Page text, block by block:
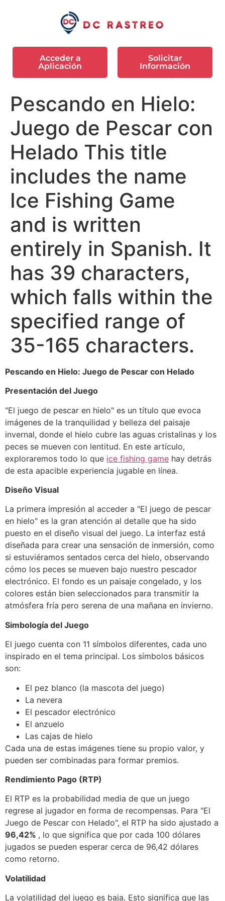
Acceder a
Aplicación
Solicitar
Información
Pescando en Hielo:
Juego de Pescar con
Helado This title
includes the name
Ice Fishing Game
and is written
entirely in Spanish. It
has 39 characters,
which falls within the
specified range of
35-165 characters.
Pescando en Hielo: Juego de Pescar con Helado
Presentación del Juego
"El juego de pescar en hielo" es un título que evoca
imágenes de la tranquilidad y belleza del paisaje
invernal, donde el hielo cubre las aguas cristalinas y los
peces se mueven con lentitud. En este artículo,
exploraremos todo lo que ice fishing game hay detrás
de esta apacible experiencia jugable en línea.
Diseño Visual
La primera impresión al acceder a "El juego de pescar
en hielo" es la gran atención al detalle que ha sido
puesto en el diseño visual del juego. La interfaz está
diseñada para crear una sensación de inmersión, como
si estuviéramos sentados cerca del hielo, observando
cómo los peces se mueven bajo nuestro pescador
electrónico. El fondo es un paisaje congelado, y los
colores están bien seleccionados para transmitir la
atmósfera fría pero serena de una mañana en invierno.
Simbología del Juego
El juego cuenta con 11 símbolos diferentes, cada uno
inspirado en el tema principal. Los símbolos básicos
son:
El pez blanco (la mascota del juego)
La nevera
El pescador electrónico
El anzuelo
Las cajas de hielo
Cada una de estas imágenes tiene su propio valor, y
pueden ser combinadas para formar premios.
Rendimiento Pago (RTP)
El RTP es la probabilidad media de que un juego
regrese al jugador en forma de recompensas. Para "El
Juego de Pescar con Helado", el RTP ha sido ajustado a
96,42% , lo que significa que por cada 100 dólares
jugados se pueden esperar cerca de 96,42 dólares
como retorno.
Volatilidad
La volatilidad del juego es baja. Esto significa que las